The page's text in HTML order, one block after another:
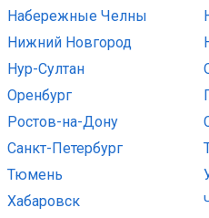
Набережные Челны
Нижний Новгород
Нур-Султан
Оренбург
Ростов-на-Дону
Санкт-Петербург
Тюмень
Хабаровск